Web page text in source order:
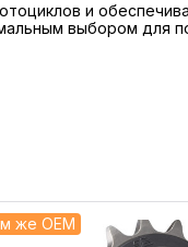
и
выбором для
же OEM